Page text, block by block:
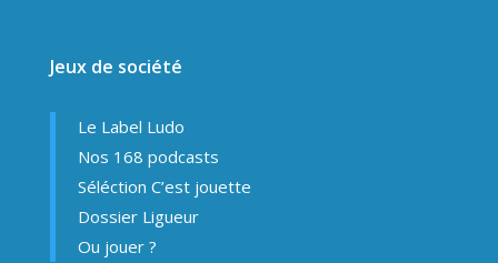
Jeux de société
Le Label Ludo
Nos 168 podcasts
Séléction C’est jouette
Dossier Ligueur
Ou jouer ?